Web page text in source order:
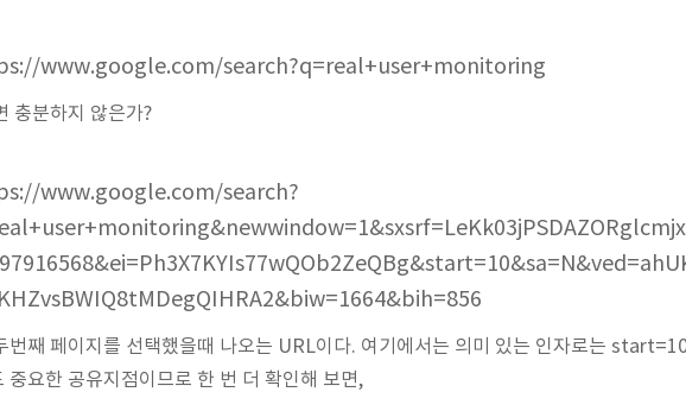
www.google.com/search?q=real+user+monitoring
충분하지 않은가?
www.google.com/search?
번째 페이지를 선택했을때 나오는 URL이다. 여기에서는 의미 있는 인자로는
중요한 공유지점이므로 한 번 더 확인해 보면,